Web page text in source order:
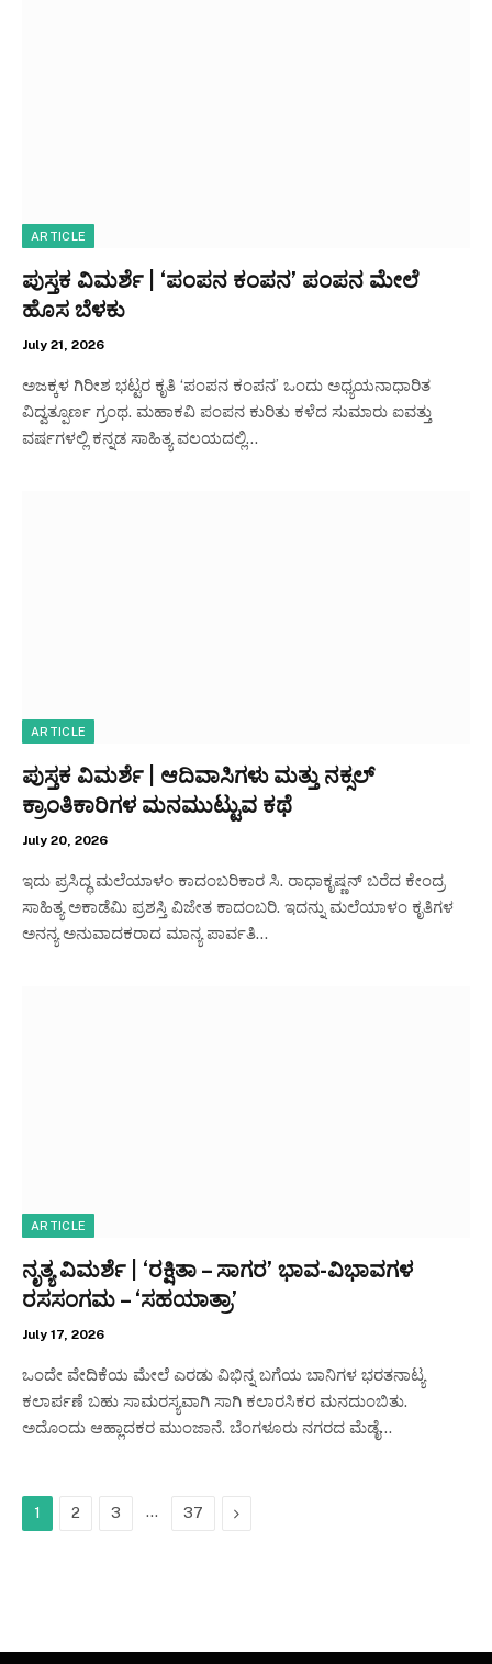
ARTICLE
ಪುಸ್ತಕ ವಿಮರ್ಶೆ | ‘ಪಂಪನ ಕಂಪನ’ ಪಂಪನ ಮೇಲೆ
ಹೊಸ ಬೆಳಕು
July 21, 2026
ಅಜಕ್ಕಳ ಗಿರೀಶ ಭಟ್ಟರ ಕೃತಿ ‘ಪಂಪನ ಕಂಪನ’ ಒಂದು ಅಧ್ಯಯನಾಧಾರಿತ
ವಿದ್ವತ್ಪೂರ್ಣ ಗ್ರಂಥ.‌ ಮಹಾಕವಿ ಪಂಪನ ಕುರಿತು ಕಳೆದ ಸುಮಾರು ಐವತ್ತು
ವರ್ಷಗಳಲ್ಲಿ ಕನ್ನಡ ಸಾಹಿತ್ಯ ವಲಯದಲ್ಲಿ…
ARTICLE
ಪುಸ್ತಕ ವಿಮರ್ಶೆ | ಆದಿವಾಸಿಗಳು ಮತ್ತು ನಕ್ಸಲ್
ಕ್ರಾಂತಿಕಾರಿಗಳ ಮನಮುಟ್ಟುವ ಕಥೆ
July 20, 2026
ಇದು ಪ್ರಸಿದ್ಧ ಮಲೆಯಾಳಂ ಕಾದಂಬರಿಕಾರ ಸಿ.‌ ರಾಧಾಕೃಷ್ಣನ್ ಬರೆದ ಕೇಂದ್ರ
ಸಾಹಿತ್ಯ ಅಕಾಡೆಮಿ ಪ್ರಶಸ್ತಿ ವಿಜೇತ ಕಾದಂಬರಿ. ಇದನ್ನು ಮಲೆಯಾಳಂ ಕೃತಿಗಳ
ಅನನ್ಯ ಅನುವಾದಕರಾದ ಮಾನ್ಯ ಪಾರ್ವತಿ…
ARTICLE
ನೃತ್ಯ ವಿಮರ್ಶೆ | ‘ರಕ್ಷಿತಾ – ಸಾಗರ’ ಭಾವ-ವಿಭಾವಗಳ
ರಸಸಂಗಮ – ‘ಸಹಯಾತ್ರಾ’
July 17, 2026
ಒಂದೇ ವೇದಿಕೆಯ ಮೇಲೆ ಎರಡು ವಿಭಿನ್ನ ಬಗೆಯ ಬಾನಿಗಳ ಭರತನಾಟ್ಯ
ಕಲಾರ್ಪಣೆ ಬಹು ಸಾಮರಸ್ಯವಾಗಿ ಸಾಗಿ ಕಲಾರಸಿಕರ ಮನದುಂಬಿತು.
ಅದೊಂದು ಆಹ್ಲಾದಕರ ಮುಂಜಾನೆ. ಬೆಂಗಳೂರು ನಗರದ ಮೆಡೈ…
1 2 3 … 37 Next